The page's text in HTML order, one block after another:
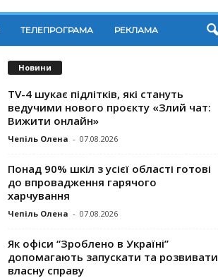
ТЕЛЕПРОГРАМА РЕКЛАМА
Новини
TV-4 шукає підлітків, які стануть
ведучими нового проєкту «Злий чат:
Вижити онлайн»
Чепіль Олена - 07.08.2026
Понад 90% шкіл з усієї області готові
до впровадження гарячого
харчування
Чепіль Олена - 07.08.2026
Як офіси “Зроблено в Україні”
допомагають запускaти та розвивати
власну справу